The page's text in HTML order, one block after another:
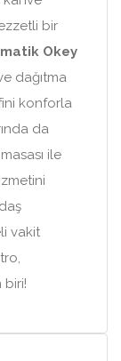
bir
Okey
dağıtma
konforla
da
ile
vakit
biri!